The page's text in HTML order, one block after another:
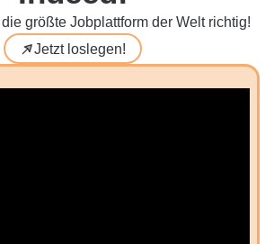
größte Jobplattform der Welt richtig!
Jetzt loslegen!